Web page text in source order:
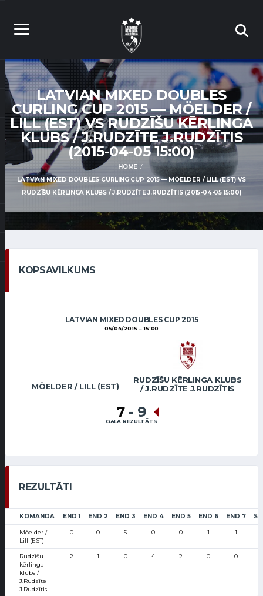
LATVIAN MIXED DOUBLES
CURLING CUP 2015 — MÖELDER /
LILL (EST) VS RUDZĪŠU KĒRLINGA
KLUBS / J.RUDZĪTE J.RUDZĪTIS
(2015-04-05 15:00)
HOME
LATVIAN MIXED DOUBLES CURLING CUP 2015 — MÖELDER / LILL (EST) VS
RUDZĪŠU KĒRLINGA KLUBS / J.RUDZĪTE J.RUDZĪTIS (2015-04-05 15:00)
KOPSAVILKUMS
LATVIAN MIXED DOUBLES CUP 2015
05/04/2015 15:00
MÖELDER / LILL (EST)
RUDZĪŠU KĒRLINGA KLUBS
/ J.RUDZĪTE J.RUDZĪTIS
7 - 9
GALA REZULTĀTS
REZULTĀTI
KOMANDA END 1 END 2 END 3 END 4 END 5 END 6 END 7
Möelder /
Lill (EST)
0 0 5 0 0 1 1
Rudzīšu
kērlinga
klubs /
J.Rudzīte
J.Rudzītis
2 1 0 4 2 0 0